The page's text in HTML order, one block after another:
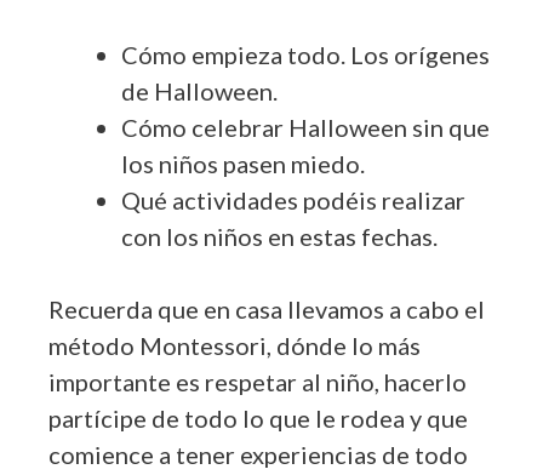
Cómo empieza todo. Los orígenes
de Halloween.
Cómo celebrar Halloween sin que
los niños pasen miedo.
Qué actividades podéis realizar
con los niños en estas fechas.
Recuerda que en casa llevamos a cabo el
método Montessori, dónde lo más
importante es respetar al niño, hacerlo
partícipe de todo lo que le rodea y que
comience a tener experiencias de todo